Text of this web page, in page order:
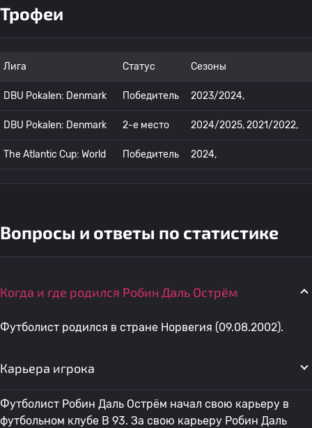
Трофеи
Лига Статус Сезоны
DBU Pokalen: Denmark Победитель 2023/2024,
DBU Pokalen: Denmark 2-е место 2024/2025, 2021/2022,
The Atlantic Cup: World Победитель 2024,
Вопросы и ответы по статистике
Когда и где родился Робин Даль Острём
Футболист родился в стране Норвегия (09.08.2002).
Карьера игрока
Футболист Робин Даль Острём начал свою карьеру в
футбольном клубе B 93. За свою карьеру Робин Даль